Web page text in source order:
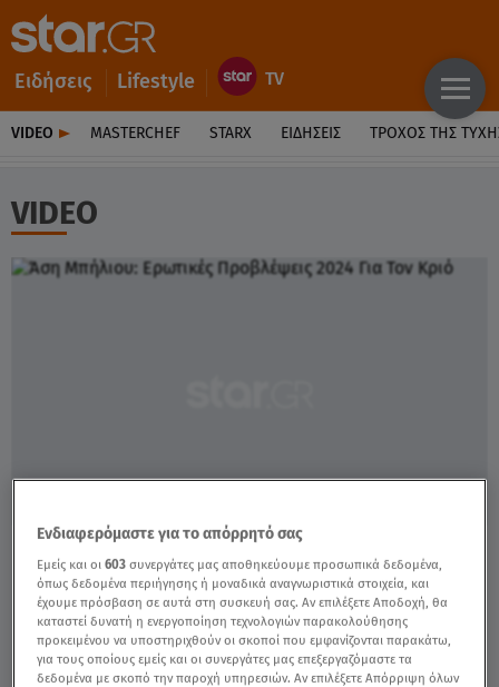
Ειδήσεις Lifestyle
VIDEO MASTERCHEF STARX ΕΙΔΉΣΕΙΣ ΤΡΟΧΌΣ ΤΗΣ
VIDEO
Άση Μπήλιου: Ερωτικές Προβλέψεις 2024
Για Τον Κριό - Video
Ενδιαφερόμαστε για το απόρρητό σας
Εμείς και οι603 συνεργάτες μας αποθηκεύουμε προσωπικά δεδομένα,
όπως δεδομένα περιήγησης ή μοναδικά αναγνωριστικά στοιχεία, και
έχουμε πρόσβαση σε αυτά στη συσκευή σας. Αν επιλέξετε Αποδοχή, θα
καταστεί δυνατή η ενεργοποίηση τεχνολογιών παρακολούθησης
προκειμένου να υποστηριχθούν οι σκοποί που εμφανίζονται παρακάτω,
για τους οποίους εμείς και οι συνεργάτες μας επεξεργαζόμαστε τα
δεδομένα με σκοπό την παροχή υπηρεσιών. Αν επιλέξετε Απόρριψη όλων